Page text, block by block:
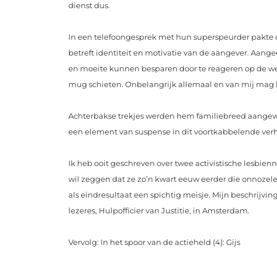
dienst dus.
In een telefoongesprek met hun superspeurder
betreft identiteit en motivatie van de aangever.
en moeite kunnen besparen door te reageren op de
mug schieten. Onbelangrijk allemaal en van mij mag
Achterbakse trekjes werden hem familiebreed
een element van suspense in dit voortkabbelende
Ik heb ooit geschreven over twee activistische
wil zeggen dat ze zo’n kwart eeuw eerder die
als eindresultaat een spichtig meisje. Mijn
lezeres, Hulpofficier van Justitie, in Amsterdam.
Vervolg: In het spoor van de actieheld (4): Gijs